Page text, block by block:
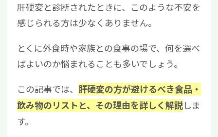
肝硬変と診断されたときに、このような不安を
感じられる方は少なくありません。
とくに外食時や家族との食事の場で、何を選べ
ばよいのか悩まれることも多いでしょう。
この記事では、 肝硬変の方が避けるべき食品・
飲み物のリストと、その理由を詳しく解説しま
す。